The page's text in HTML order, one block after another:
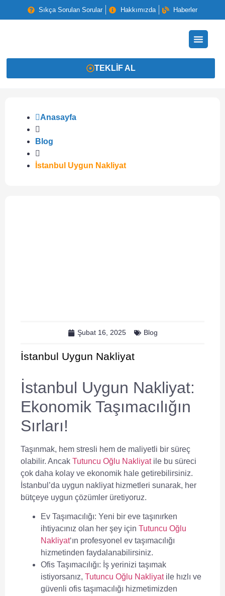
Sıkça Sorulan Sorular Hakkımızda Haberler
TEKLIF AL
Anasayfa
Blog
İstanbul Uygun Nakliyat
Şubat 16, 2025 Blog
İstanbul Uygun Nakliyat
İstanbul Uygun Nakliyat:
Ekonomik Taşımacılığın
Sırları!
Taşınmak, hem stresli hem de maliyetli bir süreç
olabilir. Ancak Tutuncu Oğlu Nakliyatile bu süreci
çok daha kolay ve ekonomik hale getirebilirsiniz.
İstanbul’da uygun nakliyat hizmetleri sunarak, her
bütçeye uygun çözümler üretiyoruz.
Ev Taşımacılığı: Yeni bir eve taşınırken
ihtiyacınız olan her şey için Tutuncu Oğlu
Nakliyat‘ın profesyonel ev taşımacılığı
hizmetinden faydalanabilirsiniz.
Ofis Taşımacılığı: İş yerinizi taşımak
istiyorsanız, Tutuncu Oğlu Nakliyatile hızlı ve
güvenli ofis taşımacılığı hizmetimizden